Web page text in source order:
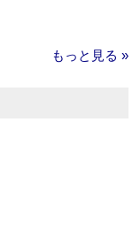
もっと見る »